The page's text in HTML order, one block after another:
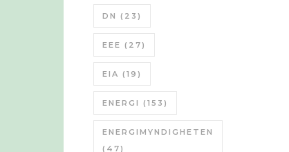
DN (23)
EEE (27)
EIA (19)
ENERGI (153)
ENERGIMYNDIGHETEN
(47)